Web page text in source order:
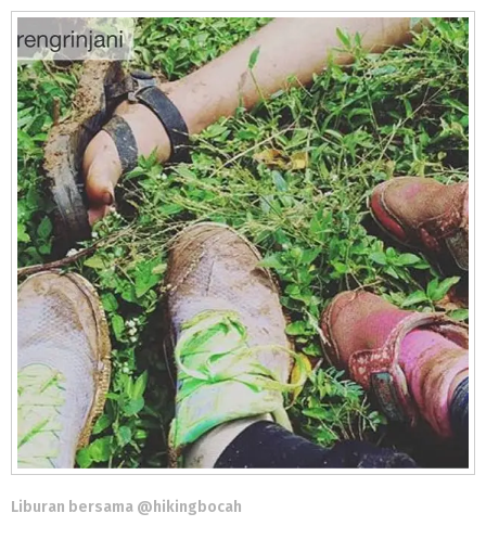
Liburan bersama @hikingbocah